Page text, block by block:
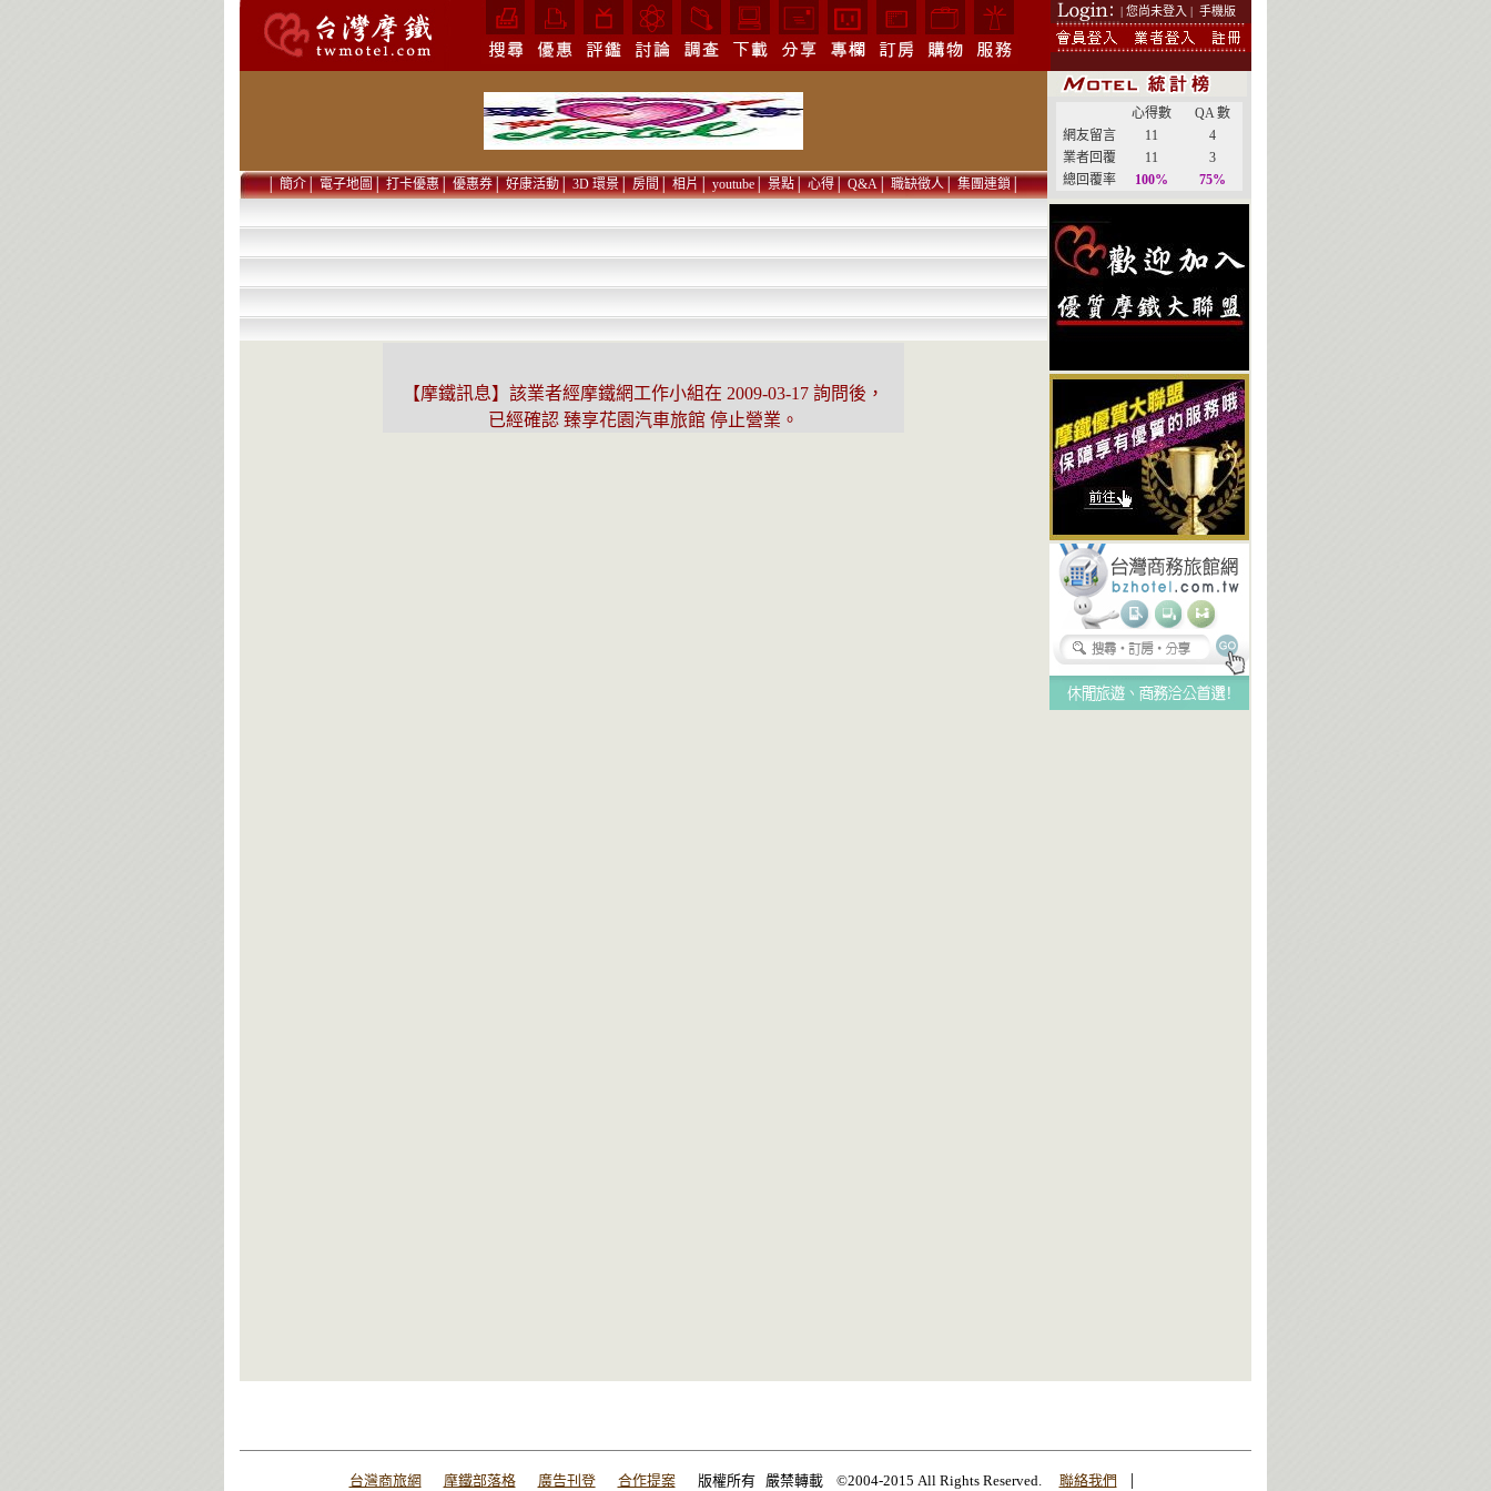
| 您尚未登入 | 手機版
心得數
QA 數
網友留言
11
4
業者回覆
11
3
總回覆率
100% 75%
│簡介│電子地圖│打卡優惠│優惠券│好康活動│3D 環景│房間│相片│youtube│景點│心得│Q&A│職缺徵人│集團連鎖│
【摩鐵訊息】該業者經摩鐵網工作小組在 2009-03-17 詢問後，
已經確認 臻享花園汽車旅館 停止營業。
台灣商旅網 摩鐵部落格 廣告刊登 合作提案 版權所有 嚴禁轉載 ©2004-2015 All Rights Reserved. 聯絡我們 |